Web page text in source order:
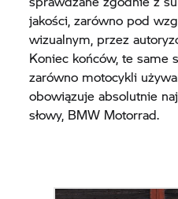
jakości, zarówno pod
wizualnym, przez
Koniec końców, te same
zarówno motocykli
obowiązuje absolutnie
słowy, BMW Motorrad.